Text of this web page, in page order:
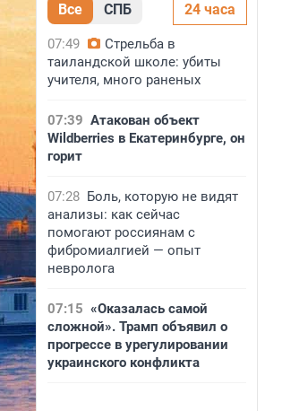
Все СПБ 24 часа
07:49
Стрельба в
таиландской школе: убиты
учителя, много раненых
07:39 Атакован объект
Wildberries в Екатеринбурге, он
горит
07:28 Боль, которую не видят
анализы: как сейчас
помогают россиянам с
фибромиалгией — опыт
невролога
07:15 «Оказалась самой
сложной». Трамп объявил о
прогрессе в урегулировании
украинского конфликта